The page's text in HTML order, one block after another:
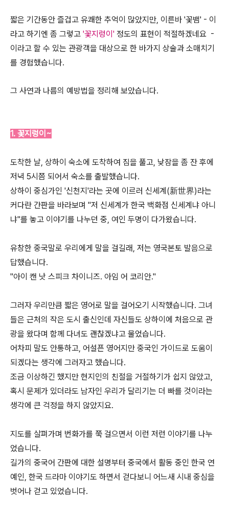
짧은 기간동안 즐겁고 유쾌한 추억이 많았지만, 이른바 '꽃뱀' - 이
라고 하기엔 좀 그렇고 '꽃지렁이' 정도의 표현이 적절하겠네요 -
이라고 할 수 있는 관광객을 대상으로 한 바가지 상술과 소매치기
를 경험했습니다.
그 사연과 나름의 예방법을 정리해 보았습니다.
1. 꽃지렁이~
도착한 날, 상하이 숙소에 도착하여 짐을 풀고, 낮잠을 좀 잔 후에
저녁 5시쯤 되어서 숙소를 출발했습니다.
상하이 중심가인 '신천지'라는 곳에 이르러 신세계(新世界)라는
커다란 간판을 바라보며 "저 신세계가 한국 백화점 신세계냐 아니
냐"를 놓고 이야기를 나누던 중, 여인 두명이 다가왔습니다.
유창한 중국말로 우리에게 말을 걸길래, 저는 영국본토 발음으로
답했습니다.
"아이 캔 낫 스피크 차이니즈. 아임 어 코리안."
그러자 우리만큼 짧은 영어로 말을 걸어오기 시작했습니다. 그녀
들은 근처의 작은 도시 출신인데 자신들도 상하이에 처음으로 관
광을 왔다며 함께 다녀도 괜찮겠냐고 물었습니다.
어차피 말도 안통하고, 어설픈 영어지만 중국인 가이드로 도움이
되겠다는 생각에 그러자고 했습니다.
조금 이상하긴 했지만 현지인의 친절을 거절하기가 쉽지 않았고,
혹시 문제가 있더라도 남자인 우리가 달리기는 더 빠를 것이라는
생각에 큰 걱정을 하지 않았지요.
지도를 살펴가며 번화가를 쭉 걸으면서 이런 저런 이야기를 나누
었습니다.
길가의 중국어 간판에 대한 설명부터 중국에서 활동 중인 한국 연
예인, 한국 드라마 이야기도 하면서 걷다보니 어느새 시내 중심을
벗어나 걷고 있었습니다.